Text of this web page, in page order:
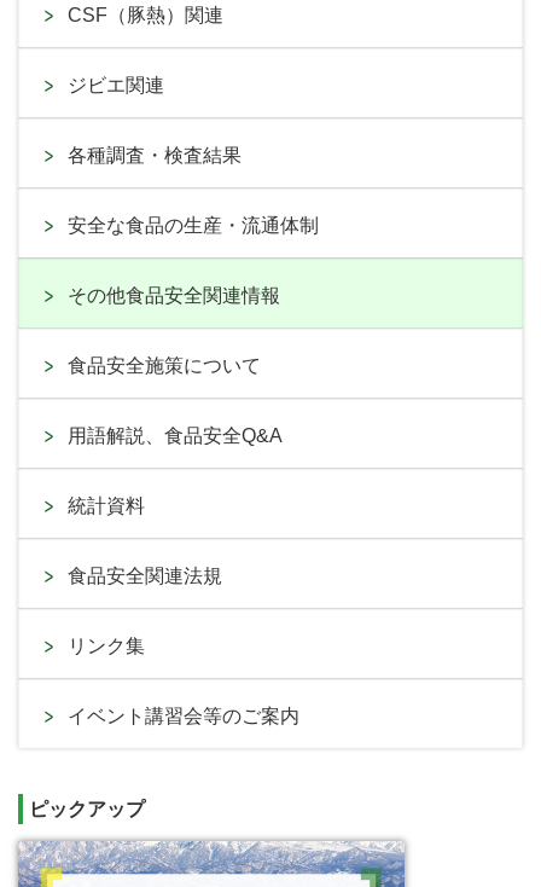
CSF（豚熱）関連
ジビエ関連
各種調査・検査結果
安全な食品の生産・流通体制
その他食品安全関連情報
食品安全施策について
用語解説、食品安全Q&A
統計資料
食品安全関連法規
リンク集
イベント講習会等のご案内
ピックアップ